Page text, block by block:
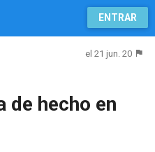
ENTRAR
el 21 jun. 20
de hecho en